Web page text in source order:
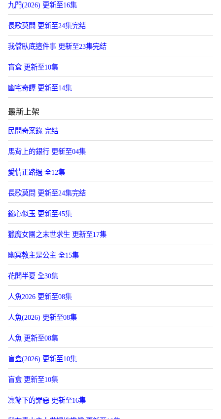
九門(2026) 更新至16集
長歌莫問 更新至24集完结
我儅臥底這件事 更新至23集完结
盲盒 更新至10集
幽宅奇譚 更新至14集
最新上架
民間奇案錄 完结
馬背上的銀行 更新至04集
愛情正路過 全12集
長歌莫問 更新至24集完结
錦心似玉 更新至45集
獵魔女團之末世求生 更新至17集
幽冥教主是公主 全15集
花開半夏 全30集
人魚2026 更新至08集
人魚(2026) 更新至08集
人魚 更新至08集
盲盒(2026) 更新至10集
盲盒 更新至10集
凜鼕下的罪惡 更新至16集